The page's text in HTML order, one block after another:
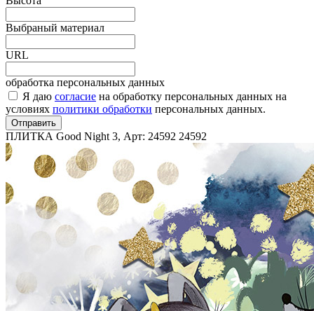
Выбраный материал
URL
обработка персональных данных
Я даю согласие на обработку персональных данных на
условиях политики обработки персональных данных.
Отправить
ПЛИТКА Good Night 3, Арт: 24592 24592